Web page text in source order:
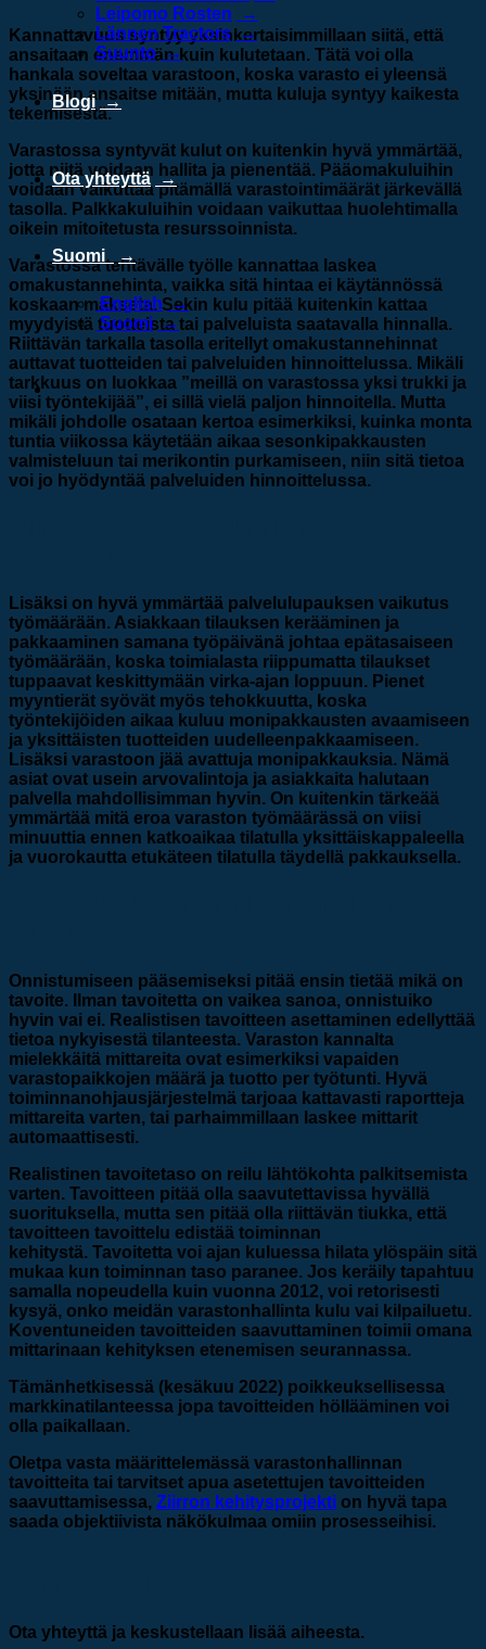
Leipomo Rosten
Lännen Tractors
Suunto
Blogi
Ota yhteyttä
Suomi
English
Suomi
Kannattavuus syntyy yksinkertaisimmillaan siitä, että
ansaitaan enemmän kuin kulutetaan. Tätä voi olla
hankala soveltaa varastoon, koska varasto ei yleensä
yksinään ansaitse mitään, mutta kuluja syntyy kaikesta
tekemisestä.
Varastossa syntyvät kulut on kuitenkin hyvä ymmärtää,
jotta niitä voidaan hallita ja pienentää. Pääomakuluihin
voidaan vaikuttaa pitämällä varastointimäärät järkevällä
tasolla. Palkkakuluihin voidaan vaikuttaa huolehtimalla
oikein mitoitetusta resurssoinnista.
Varastossa tehtävälle työlle kannattaa laskea
omakustannehinta, vaikka sitä hintaa ei käytännössä
koskaan makseta. Sekin kulu pitää kuitenkin kattaa
myydyistä tuotteista tai palveluista saatavalla hinnalla.
Riittävän tarkalla tasolla eritellyt omakustannehinnat
auttavat tuotteiden tai palveluiden hinnoittelussa. Mikäli
tarkkuus on luokkaa ”meillä on varastossa yksi trukki ja
viisi työntekijää”, ei sillä vielä paljon hinnoitella. Mutta
mikäli johdolle osataan kertoa esimerkiksi, kuinka monta
tuntia viikossa käytetään aikaa sesonkipakkausten
valmisteluun tai merikontin purkamiseen, niin sitä tietoa
voi jo hyödyntää palveluiden hinnoittelussa.
Lisäksi on hyvä ymmärtää palvelulupauksen vaikutus
työmäärään. Asiakkaan tilauksen kerääminen ja
pakkaaminen samana työpäivänä johtaa epätasaiseen
työmäärään, koska toimialasta riippumatta tilaukset
tuppaavat keskittymään virka-ajan loppuun. Pienet
myyntierät syövät myös tehokkuutta, koska
työntekijöiden aikaa kuluu monipakkausten avaamiseen
ja yksittäisten tuotteiden uudelleenpakkaamiseen.
Lisäksi varastoon jää avattuja monipakkauksia. Nämä
asiat ovat usein arvovalintoja ja asiakkaita halutaan
palvella mahdollisimman hyvin. On kuitenkin tärkeää
ymmärtää mitä eroa varaston työmäärässä on viisi
minuuttia ennen katkoaikaa tilatulla yksittäiskappaleella
ja vuorokautta etukäteen tilatulla täydellä pakkauksella.
Onnistumiseen pääsemiseksi pitää ensin tietää mikä on
tavoite. Ilman tavoitetta on vaikea sanoa, onnistuiko
hyvin vai ei. Realistisen tavoitteen asettaminen edellyttää
tietoa nykyisestä tilanteesta. Varaston kannalta
mielekkäitä mittareita ovat esimerkiksi vapaiden
varastopaikkojen määrä ja tuotto per työtunti. Hyvä
toiminnanohjausjärjestelmä tarjoaa kattavasti raportteja
mittareita varten, tai parhaimmillaan laskee mittarit
automaattisesti.
Realistinen tavoitetaso on reilu lähtökohta palkitsemista
varten. Tavoitteen pitää olla saavutettavissa hyvällä
suorituksella, mutta sen pitää olla riittävän tiukka, että
tavoitteen tavoittelu edistää toiminnan
kehitystä. Tavoitetta voi ajan kuluessa hilata ylöspäin sitä
mukaa kun toiminnan taso paranee. Jos keräily tapahtuu
samalla nopeudella kuin vuonna 2012, voi retorisesti
kysyä, onko meidän varastonhallinta kulu vai kilpailuetu.
Koventuneiden tavoitteiden saavuttaminen toimii omana
mittarinaan kehityksen etenemisen seurannassa.
Tämänhetkisessä (kesäkuu 2022) poikkeuksellisessa
markkinatilanteessa jopa tavoitteiden höllääminen voi
olla paikallaan.
Oletpa vasta määrittelemässä varastonhallinnan
tavoitteita tai tarvitset apua asetettujen tavoitteiden
saavuttamisessa, Ziirron kehitysprojekti on hyvä tapa
saada objektiivista näkökulmaa omiin prosesseihisi.
Ota yhteyttä ja keskustellaan lisää aiheesta.